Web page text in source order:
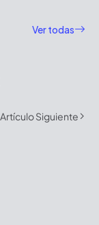
Ver todas
Artículo Siguiente